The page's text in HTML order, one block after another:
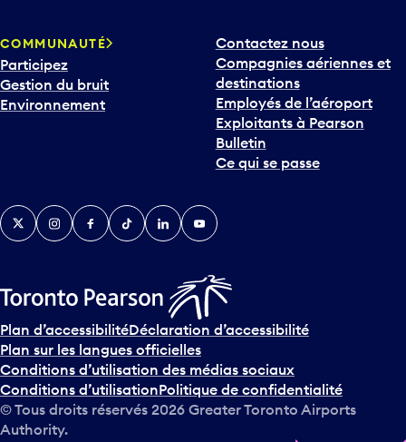
COMMUNAUTÉ
Participez
Gestion du bruit
Environnement
Contactez nous
Compagnies aériennes et
destinations
Employés de l’aéroport
Exploitants à Pearson
Bulletin
Ce qui se passe
TwitterInstagramFacebook
TikTokLinkedInYouTube
Plan d’accessibilitéDéclaration d’accessibilité
Plan sur les langues officielles
Conditions d’utilisation des médias sociaux
Conditions d’utilisationPolitique de confidentialité
© Tous droits réservés 2026 Greater Toronto Airports
Authority.